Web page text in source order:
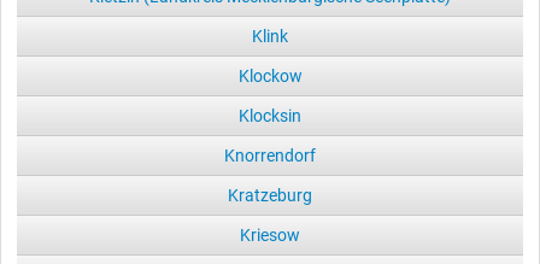
Klink
Klockow
Klocksin
Knorrendorf
Kratzeburg
Kriesow